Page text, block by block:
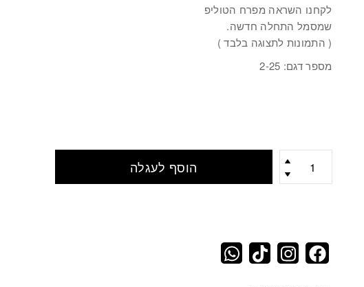
לקחנו השראה מפרח הטוליפ
שמסמל התחלה חדשה.
( התמונות לתצוגה בלבד )
מספר דגם: 2-25
הוסף לעגלה